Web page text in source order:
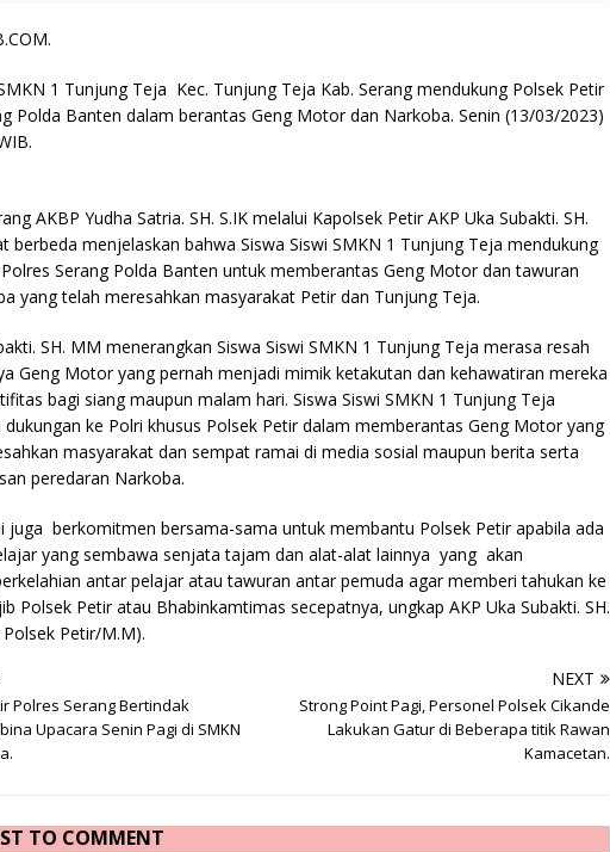
1 Tunjung Teja Kec. Tunjung Teja Kab. Serang mendukung Polsek Petir
Polda Banten dalam berantas Geng Motor dan Narkoba. Senin (13/03/2023)
AKBP Yudha Satria. SH. S.IK melalui Kapolsek Petir AKP Uka Subakti. SH.
berbeda menjelaskan bahwa Siswa Siswi SMKN 1 Tunjung Teja mendukung
Serang Polda Banten untuk memberantas Geng Motor dan tawuran
yang telah meresahkan masyarakat Petir dan Tunjung Teja.
SH. MM menerangkan Siswa Siswi SMKN 1 Tunjung Teja merasa resah
Geng Motor yang pernah menjadi mimik ketakutan dan kehawatiran mereka
bagi siang maupun malam hari. Siswa Siswi SMKN 1 Tunjung Teja
ke Polri khusus Polsek Petir dalam memberantas Geng Motor yang
masyarakat dan sempat ramai di media sosial maupun berita serta
peredaran Narkoba.
juga berkomitmen bersama-sama untuk membantu Polsek Petir apabila ada
yang sembawa senjata tajam dan alat-alat lainnya yang akan
antar pelajar atau tawuran antar pemuda agar memberi tahukan ke
Polsek Petir atau Bhabinkamtimas secepatnya, ungkap AKP Uka Subakti. SH.
Petir/M.M).
Polres Serang Bertindak
Upacara Senin Pagi di SMKN
NEXT
Strong Point Pagi, Personel Polsek Cikande
Lakukan Gatur di Beberapa titik Rawan
Kamacetan.
TO COMMENT